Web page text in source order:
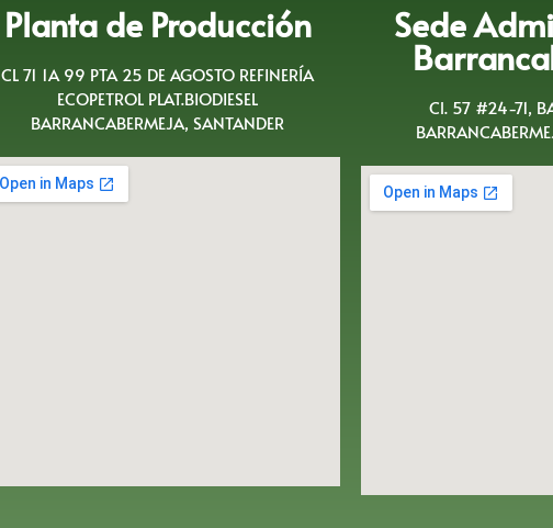
Planta de Producción
CL 71 1A 99 PTA 25 DE AGOSTO REFINERÍA
ECOPETROL PLAT.BIODIESEL
BARRANCABERMEJA, SANTANDER
Sede
Cl. 57 #24-71,